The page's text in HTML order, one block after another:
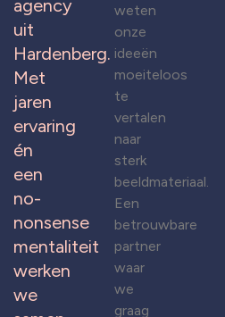
agency
uit
Hardenberg.
Met
jaren
ervaring
én
een
no-
nonsense
mentaliteit
werken
we
weten
onze
ideeën
moeiteloos
te
vertalen
naar
sterk
beeldmateriaal.
Een
betrouwbare
partner
waar
we
graag